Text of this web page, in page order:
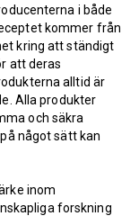
i både
kommer från
kring att ständigt
att deras
alltid är
Alla produkter
och säkra
något sätt kan
inom
forskning